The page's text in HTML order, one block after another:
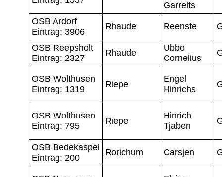
Garrelts
OSB Ardorf
Eintrag: 3906
Rhaude Reenste
OSB Reepsholt
Eintrag: 2327
Rhaude
Ubbo
Cornelius
OSB Wolthusen
Eintrag: 1319
Riepe
Engel
Hinrichs
OSB Wolthusen
Eintrag: 795
Riepe
Hinrich
Tjaben
OSB Bedekaspel
Eintrag: 200
Rorichum Carsjen